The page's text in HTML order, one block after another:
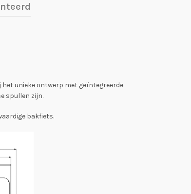
unieke ontwerp met geïntegreerde
spullen zijn.
bakfiets.